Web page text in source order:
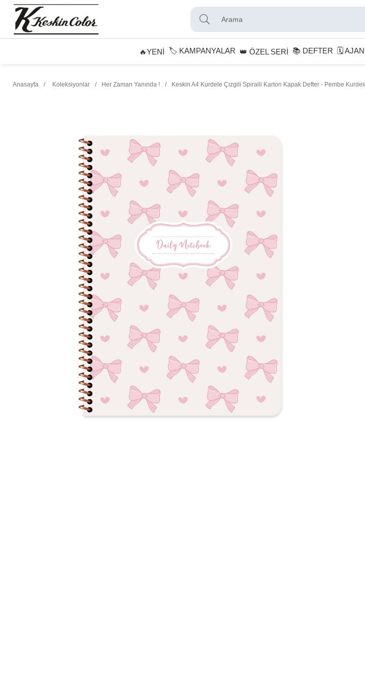
🔥YENİ 🏷️ KAMPANYALAR 👑 ÖZEL SERİ 📚 DEFTER 🗓
Anasayfa Koleksiyonlar Her Zaman Yanında ! Keskin A4 Kurdele Çizgili Spiralli Karton Kapak Defter - Pembe